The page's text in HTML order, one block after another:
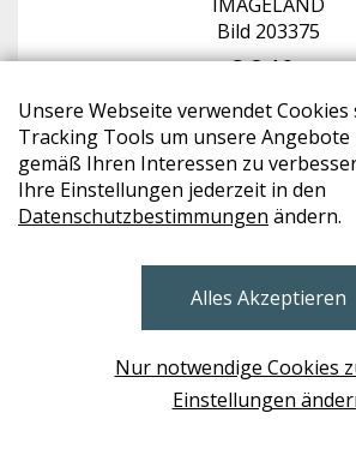
Unsere Webseite verwendet Cookies
Tracking Tools um unsere
gemäß Ihren Interessen zu
Ihre Einstellungen jederzeit in den
Datenschutzbestimmungen ändern.
Alles Akzeptieren
Nur notwendige Cookies
Einstellungen
Bild 203375
€ 240,-
W02